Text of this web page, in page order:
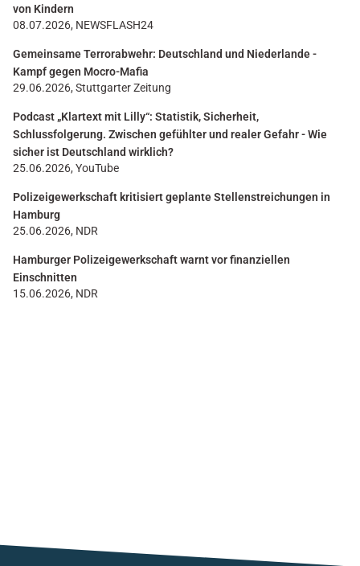
von Kindern
08.07.2026, NEWSFLASH24
Gemeinsame Terrorabwehr: Deutschland und Niederlande -
Kampf gegen Mocro-Mafia
29.06.2026, Stuttgarter Zeitung
Podcast „Klartext mit Lilly“: Statistik, Sicherheit,
Schlussfolgerung. Zwischen gefühlter und realer Gefahr - Wie
sicher ist Deutschland wirklich?
25.06.2026, YouTube
Polizeigewerkschaft kritisiert geplante Stellenstreichungen in
Hamburg
25.06.2026, NDR
Hamburger Polizeigewerkschaft warnt vor finanziellen
Einschnitten
15.06.2026, NDR